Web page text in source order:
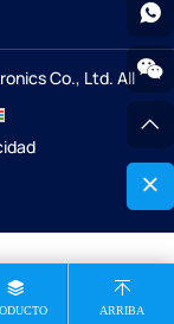
Co., Ltd. All
ARRIBA